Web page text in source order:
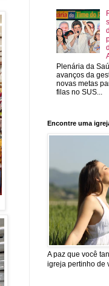
Plenária da
avanços da
novas metas
filas no SUS...
Encontre uma
A paz que você
igreja pertinho de